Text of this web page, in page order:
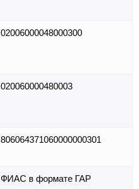
02006000048000300
020060000480003
806064371060000000301
ФИАС в формате ГАР